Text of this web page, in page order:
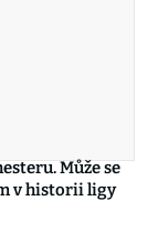
Může se
v historii ligy